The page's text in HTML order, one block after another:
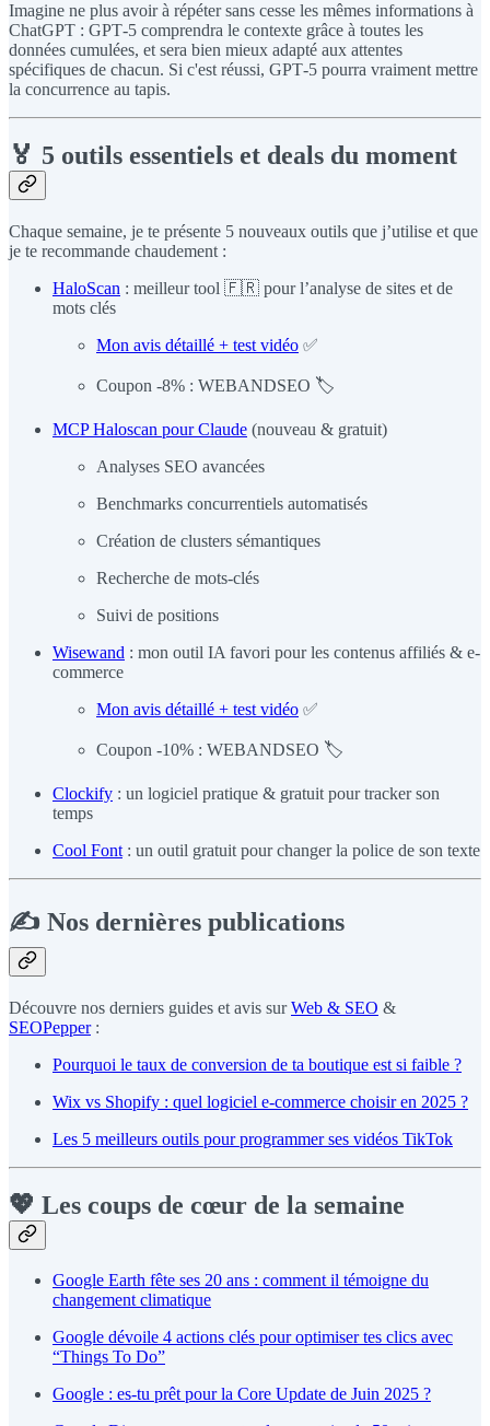
Imagine ne plus avoir à répéter sans cesse les mêmes informations à
ChatGPT : GPT‑5 comprendra le contexte grâce à toutes les
données cumulées, et sera bien mieux adapté aux attentes
spécifiques de chacun. Si c'est réussi, GPT‑5 pourra vraiment mettre
la concurrence au tapis.
🏅 5 outils essentiels et deals du moment
Chaque semaine, je te présente 5 nouveaux outils que j’utilise et que
je te recommande chaudement :
HaloScan : meilleur tool 🇫🇷 pour l’analyse de sites et de
mots clés
Mon avis détaillé + test vidéo ✅
Coupon -8% : WEBANDSEO 🏷️
MCP Haloscan pour Claude (nouveau & gratuit)
Analyses SEO avancées
Benchmarks concurrentiels automatisés
Création de clusters sémantiques
Recherche de mots-clés
Suivi de positions
Wisewand : mon outil IA favori pour les contenus affiliés & e-
commerce
Mon avis détaillé + test vidéo ✅
Coupon -10% : WEBANDSEO 🏷️
Clockify : un logiciel pratique & gratuit pour tracker son
temps
Cool Font : un outil gratuit pour changer la police de son texte
✍️ Nos dernières publications
Découvre nos derniers guides et avis surWeb & SEO &
SEOPepper:
Pourquoi le taux de conversion de ta boutique est si faible ?
Wix vs Shopify : quel logiciel e-commerce choisir en 2025 ?
Les 5 meilleurs outils pour programmer ses vidéos TikTok
💖 Les coups de cœur de la semaine
Google Earth fête ses 20 ans : comment il témoigne du
changement climatique
Google dévoile 4 actions clés pour optimiser tes clics avec
“Things To Do”
Google : es-tu prêt pour la Core Update de Juin 2025 ?